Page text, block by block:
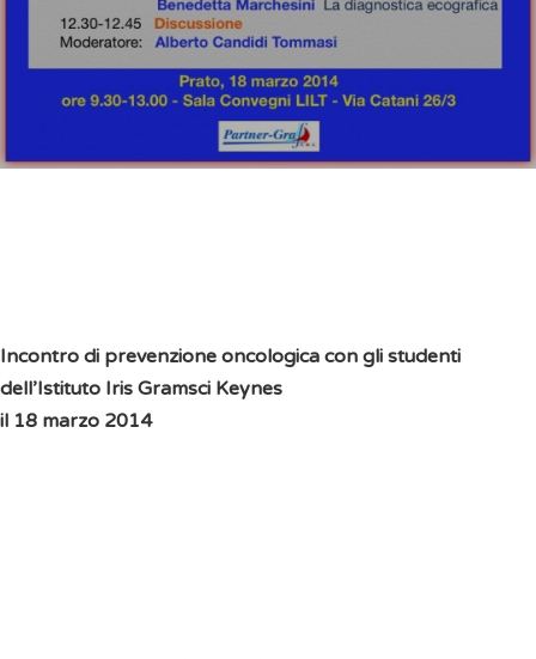
Incontro di prevenzione oncologica con gli studenti
dell’Istituto Iris Gramsci Keynes
il 18 marzo 2014